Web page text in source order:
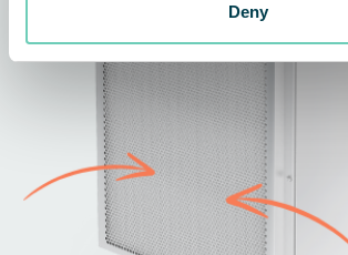
Deny